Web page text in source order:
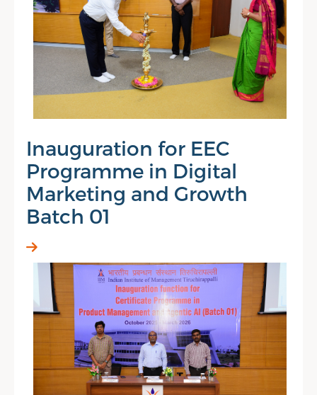
Inauguration for EEC
Programme in Digital
Marketing and Growth
Batch 01